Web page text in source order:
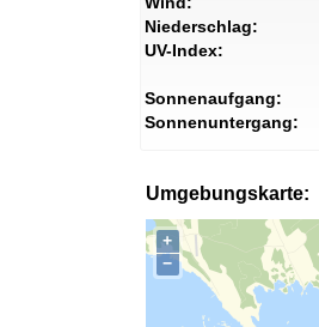
Niederschlag:
UV-Index:
Sonnenaufgang:
Sonnenuntergang:
Umgebungskarte:
+
−